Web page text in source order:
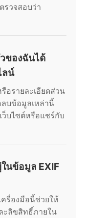
รวจสอบว่า
ของฉันได้
ลน์
อรายละเอียดส่วน
บข้อมูลเหล่านี้
บไซต์หรือแชร์กับ
นข้อมูล EXIF
รื่องมือนี้ช่วยให้
ลิขสิทธิ์ภายใน